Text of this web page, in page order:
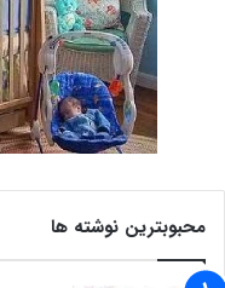
محبوبترین نوشته ها